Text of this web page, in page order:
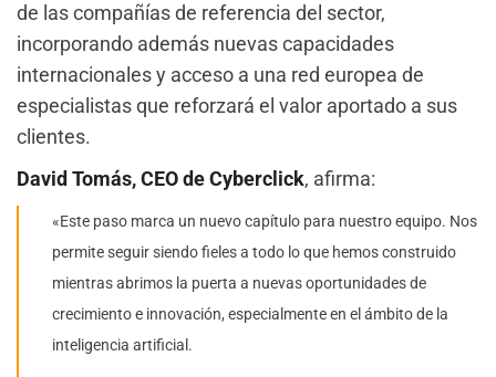
de las compañías de referencia del sector,
incorporando además nuevas capacidades
internacionales y acceso a una red europea de
especialistas que reforzará el valor aportado a sus
clientes.
David Tomás, CEO de Cyberclick, afirma:
«Este paso marca un nuevo capítulo para nuestro equipo. Nos
permite seguir siendo fieles a todo lo que hemos construido
mientras abrimos la puerta a nuevas oportunidades de
crecimiento e innovación, especialmente en el ámbito de la
inteligencia artificial.